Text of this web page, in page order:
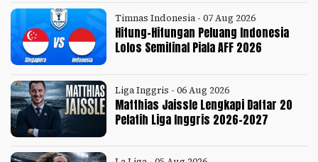
Timnas Indonesia - 07 Aug 2026
Hitung-Hitungan Peluang Indonesia
Lolos Semifinal Piala AFF 2026
Liga Inggris - 06 Aug 2026
Matthias Jaissle Lengkapi Daftar 20
Pelatih Liga Inggris 2026-2027